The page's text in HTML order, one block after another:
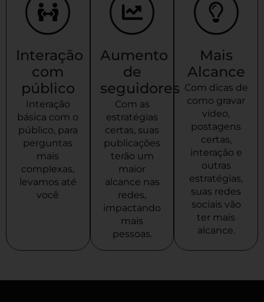
Interação
com
público
Interação
básica com o
público, para
perguntas
mais
complexas,
levamos até
você
Aumento
de
seguidores
Com as
estratégias
certas, suas
publicações
terão um
maior
alcance nas
redes,
impactando
mais
pessoas.
Mais
Alcance
Com dicas de
como gravar
vídeo,
postagens
certas,
interação e
outras
estratégias,
suas redes
sociais vão
ter mais
alcance.